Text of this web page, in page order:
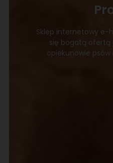
Sklep internetowy e-
się bogatą ofertą
opiekunowie